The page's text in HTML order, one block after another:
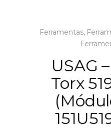
Ferramentas,
USAG
Torx